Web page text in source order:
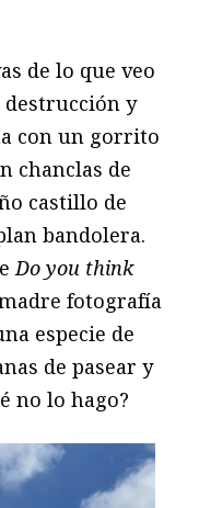
de lo que veo
destrucción y
con un gorrito
chanclas de
castillo de
bandolera.
Do you think
fotografía
especie de
de pasear y
no lo hago?